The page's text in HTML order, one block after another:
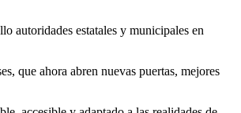
autoridades estatales y municipales en
que ahora abren nuevas puertas, mejores